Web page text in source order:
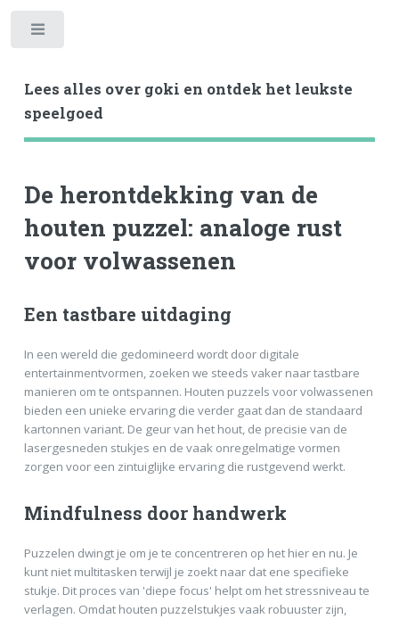
Lees alles over goki en ontdek het leukste
speelgoed
De herontdekking van de
houten puzzel: analoge rust
voor volwassenen
Een tastbare uitdaging
In een wereld die gedomineerd wordt door digitale
entertainmentvormen, zoeken we steeds vaker naar tastbare
manieren om te ontspannen. Houten puzzels voor volwassenen
bieden een unieke ervaring die verder gaat dan de standaard
kartonnen variant. De geur van het hout, de precisie van de
lasergesneden stukjes en de vaak onregelmatige vormen
zorgen voor een zintuiglijke ervaring die rustgevend werkt.
Mindfulness door handwerk
Puzzelen dwingt je om je te concentreren op het hier en nu. Je
kunt niet multitasken terwijl je zoekt naar dat ene specifieke
stukje. Dit proces van 'diepe focus' helpt om het stressniveau te
verlagen. Omdat houten puzzelstukjes vaak robuuster zijn,